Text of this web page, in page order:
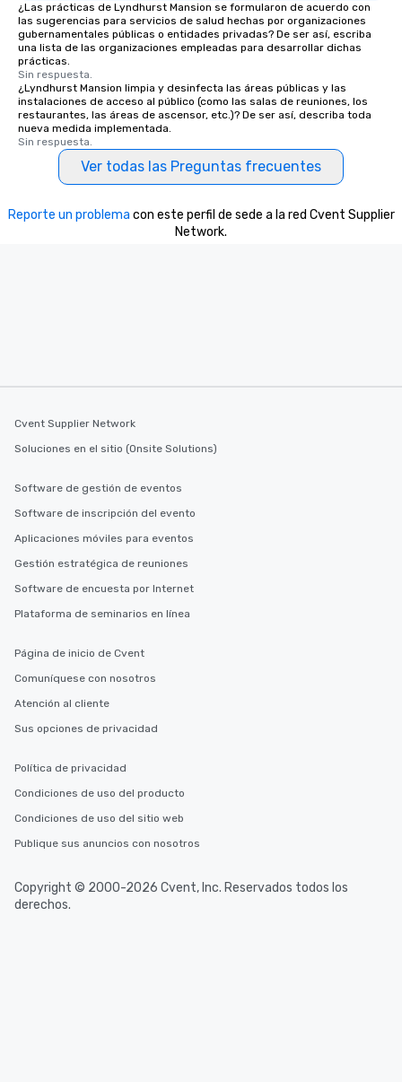
¿Las prácticas de Lyndhurst Mansion se formularon de acuerdo con
las sugerencias para servicios de salud hechas por organizaciones
gubernamentales públicas o entidades privadas? De ser así, escriba
una lista de las organizaciones empleadas para desarrollar dichas
prácticas.
Sin respuesta.
¿Lyndhurst Mansion limpia y desinfecta las áreas públicas y las
instalaciones de acceso al público (como las salas de reuniones, los
restaurantes, las áreas de ascensor, etc.)? De ser así, describa toda
nueva medida implementada.
Sin respuesta.
Ver todas las Preguntas frecuentes
Reporte un problema con este perfil de sede a la red Cvent Supplier
Network.
Cvent Supplier Network
Soluciones en el sitio (Onsite Solutions)
Software de gestión de eventos
Software de inscripción del evento
Aplicaciones móviles para eventos
Gestión estratégica de reuniones
Software de encuesta por Internet
Plataforma de seminarios en línea
Página de inicio de Cvent
Comuníquese con nosotros
Atención al cliente
Sus opciones de privacidad
Política de privacidad
Condiciones de uso del producto
Condiciones de uso del sitio web
Publique sus anuncios con nosotros
Copyright © 2000-2026 Cvent, Inc. Reservados todos los
derechos.